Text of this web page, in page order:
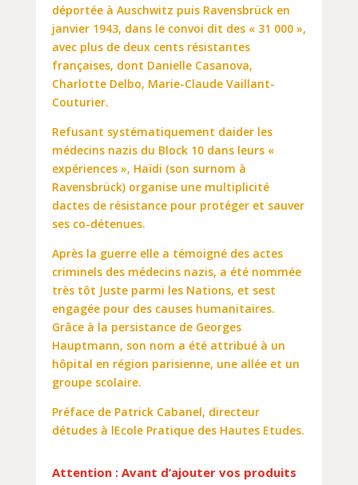
déportée à Auschwitz puis Ravensbrück en
janvier 1943, dans le convoi dit des « 31 000 »,
avec plus de deux cents résistantes
françaises, dont Danielle Casanova,
Charlotte Delbo, Marie-Claude Vaillant-
Couturier.
Refusant systématiquement daider les
médecins nazis du Block 10 dans leurs «
expériences », Haïdi (son surnom à
Ravensbrück) organise une multiplicité
dactes de résistance pour protéger et sauver
ses co-détenues.
Après la guerre elle a témoigné des actes
criminels des médecins nazis, a été nommée
très tôt Juste parmi les Nations, et sest
engagée pour des causes humanitaires.
Grâce à la persistance de Georges
Hauptmann, son nom a été attribué à un
hôpital en région parisienne, une allée et un
groupe scolaire.
Préface de Patrick Cabanel, directeur
détudes à lEcole Pratique des Hautes Etudes.
Attention : Avant d’ajouter vos produits